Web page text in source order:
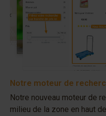
Notre moteur de
Notre nouveau moteur de
milieu de la zone en haut